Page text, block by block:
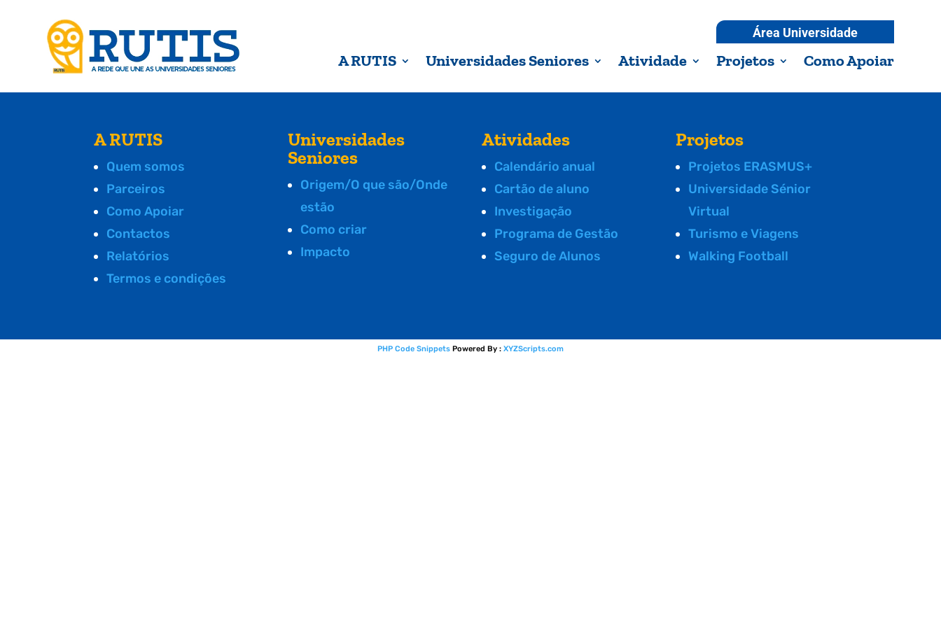
Área Universidade
A RUTIS Universidades Seniores Atividade Projetos Como Apoiar
A RUTIS
Quem somos
Parceiros
Como Apoiar
Contactos
Relatórios
Termos e condições
Universidades
Seniores
Origem/O que são/Onde
estão
Como criar
Impacto
Atividades
Calendário anual
Cartão de aluno
Investigação
Programa de Gestão
Seguro de Alunos
Projetos
Projetos ERASMUS+
Universidade Sénior
Virtual
Turismo e Viagens
Walking Football
PHP Code Snippets Powered By : XYZScripts.com